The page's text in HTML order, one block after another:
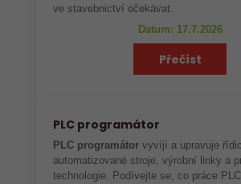
ve stavebnictví očekávat.
Datum: 17.7.2026
Přečíst
PLC programátor
PLC programátor vyvíjí a upravuje
automatizované stroje, výrobní linky a
technologie. Podívejte se, co práce